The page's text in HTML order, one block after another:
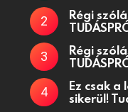
Régi
Régi
Ez csak
sikerül!